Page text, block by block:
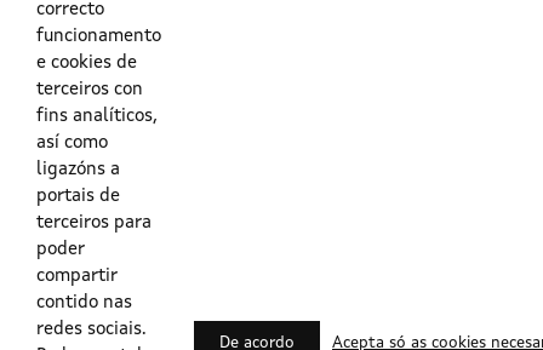
correcto
funcionamento
e cookies de
terceiros con
fins analíticos,
así como
ligazóns a
portais de
terceiros para
poder
compartir
contido nas
redes sociais.
De acordo Acepta só as cookies